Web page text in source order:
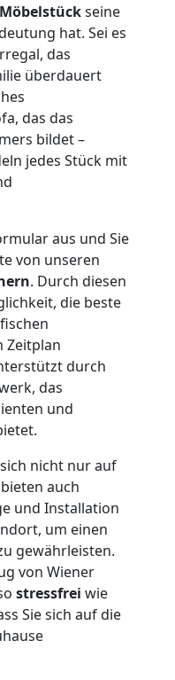
Möbelstückseine
hat. Sei es
das
überdauert
das das
bildet –
jedes Stück mit
aus und Sie
von unseren
. Durch diesen
die beste
Zeitplan
durch
das
und
nicht nur auf
auch
und Installation
um einen
gewährleisten.
von Wiener
stressfrei wie
Sie sich auf die